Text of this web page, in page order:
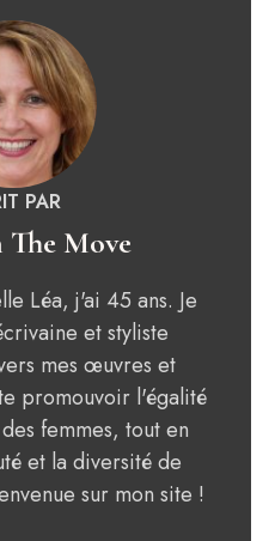
PAR
Move
Léa, j'ai 45 ans. Je
et styliste
mes œuvres et
promouvoir l'égalité
femmes, tout en
et la diversité de
sur mon site !